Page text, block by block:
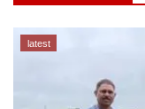
latest